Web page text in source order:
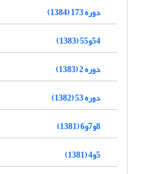
دوره 173 (1384)
54و55 (1383)
دوره 2 (1383)
دوره 53 (1382)
8و7و6 (1381)
5و4 (1381)